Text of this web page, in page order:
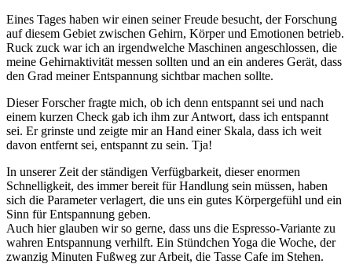
Eines Tages haben wir einen seiner Freude besucht, der Forschung
auf diesem Gebiet zwischen Gehirn, Körper und Emotionen betrieb.
Ruck zuck war ich an irgendwelche Maschinen angeschlossen, die
meine Gehirnaktivität messen sollten und an ein anderes Gerät, dass
den Grad meiner Entspannung sichtbar machen sollte.
Dieser Forscher fragte mich, ob ich denn entspannt sei und nach
einem kurzen Check gab ich ihm zur Antwort, dass ich entspannt
sei. Er grinste und zeigte mir an Hand einer Skala, dass ich weit
davon entfernt sei, entspannt zu sein. Tja!
In unserer Zeit der ständigen Verfügbarkeit, dieser enormen
Schnelligkeit, des immer bereit für Handlung sein müssen, haben
sich die Parameter verlagert, die uns ein gutes Körpergefühl und ein
Sinn für Entspannung geben.
Auch hier glauben wir so gerne, dass uns die Espresso-Variante zu
wahren Entspannung verhilft. Ein Stündchen Yoga die Woche, der
zwanzig Minuten Fußweg zur Arbeit, die Tasse Cafe im Stehen.